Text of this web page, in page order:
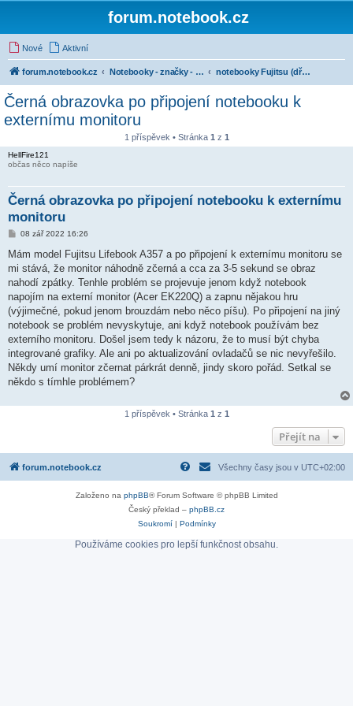
forum.notebook.cz
Nové Aktivní
forum.notebook.cz Notebooky - značky - kluby uživatelů notebooky Fujitsu (dříve Fujitsu Siemens)
Černá obrazovka po připojení notebooku k
externímu monitoru
1 příspěvek • Stránka 1 z 1
HellFire121
občas něco napíše
Černá obrazovka po připojení notebooku k externímu
monitoru
P
í
p
ě
e
k
08 zář 2022 16:26
Mám model Fujitsu Lifebook A357 a po připojení k externímu monitoru se
mi stává, že monitor náhodně zčerná a cca za 3-5 sekund se obraz
nahodí zpátky. Tenhle problém se projevuje jenom když notebook
napojím na externí monitor (Acer EK220Q) a zapnu nějakou hru
(výjimečné, pokud jenom brouzdám nebo něco píšu). Po připojení na jiný
notebook se problém nevyskytuje, ani když notebook používám bez
externího monitoru. Došel jsem tedy k názoru, že to musí být chyba
integrované grafiky. Ale ani po aktualizování ovladačů se nic nevyřešilo.
Někdy umí monitor zčernat párkrát denně, jindy skoro pořád. Setkal se
někdo s tímhle problémem?
1 příspěvek • Stránka 1 z 1
Přejít na
forum.notebook.cz Všechny časy jsou v UTC+02:00
Založeno na phpBB® Forum Software © phpBB Limited
Český překlad – phpBB.cz
Soukromí| Podmínky
Používáme cookies pro lepší funkčnost obsahu.